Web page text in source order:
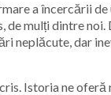
a încercării
de mulți dintre noi.
neplăcute, dar
Istoria ne oferă